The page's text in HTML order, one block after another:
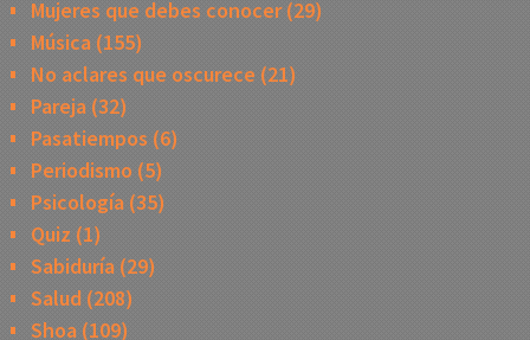
Mujeres que debes conocer(29)
Música(155)
No aclares que oscurece (21)
Pareja(32)
Pasatiempos (6)
Periodismo (5)
Psicología(35)
Quiz (1)
Sabiduría(29)
Salud (208)
Shoa(109)